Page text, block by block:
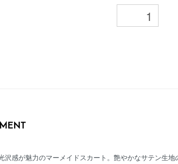
沢感が魅力のマーメイドスカート。艶やかなサテン生